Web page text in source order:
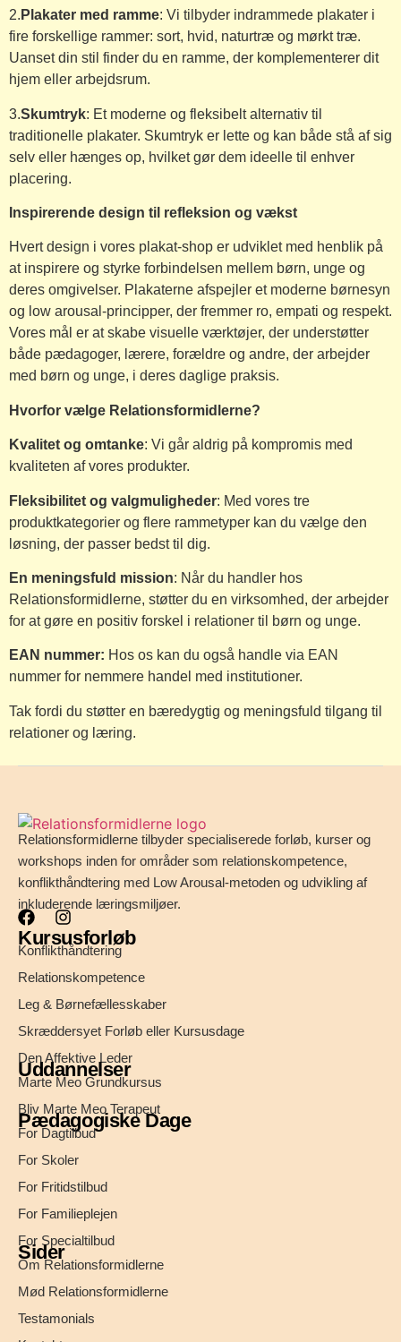
2. Plakater med ramme: Vi tilbyder indrammede plakater i
fire forskellige rammer: sort, hvid, naturtræ og mørkt træ.
Uanset din stil finder du en ramme, der komplementerer dit
hjem eller arbejdsrum.
3.Skumtryk: Et moderne og fleksibelt alternativ til
traditionelle plakater. Skumtryk er lette og kan både stå af sig
selv eller hænges op, hvilket gør dem ideelle til enhver
placering.
Inspirerende design til refleksion og vækst
Hvert design i vores plakat-shop er udviklet med henblik på
at inspirere og styrke forbindelsen mellem børn, unge og
deres omgivelser. Plakaterne afspejler et moderne børnesyn
og low arousal-principper, der fremmer ro, empati og respekt.
Vores mål er at skabe visuelle værktøjer, der understøtter
både pædagoger, lærere, forældre og andre, der arbejder
med børn og unge, i deres daglige praksis.
Hvorfor vælge Relationsformidlerne?
Kvalitet og omtanke: Vi går aldrig på kompromis med
kvaliteten af vores produkter.
Fleksibilitet og valgmuligheder: Med vores tre
produktkategorier og flere rammetyper kan du vælge den
løsning, der passer bedst til dig.
En meningsfuld mission: Når du handler hos
Relationsformidlerne, støtter du en virksomhed, der arbejder
for at gøre en positiv forskel i relationer til børn og unge.
EAN nummer: Hos os kan du også handle via EAN
nummer for nemmere handel med institutioner.
Tak fordi du støtter en bæredygtig og meningsfuld tilgang til
relationer og læring.
Relationsformidlerne tilbyder specialiserede forløb, kurser og
workshops inden for områder som relationskompetence,
konflikthåndtering med Low Arousal-metoden og udvikling af
inkluderende læringsmiljøer.
Kursusforløb
Konflikthåndtering
Relationskompetence
Leg & Børnefællesskaber
Skræddersyet Forløb eller Kursusdage
Den Affektive Leder
Uddannelser
Marte Meo Grundkursus
Bliv Marte Meo Terapeut
Pædagogiske Dage
For Dagtilbud
For Skoler
For Fritidstilbud
For Familieplejen
For Specialtilbud
Sider
Om Relationsformidlerne
Mød Relationsformidlerne
Testamonials